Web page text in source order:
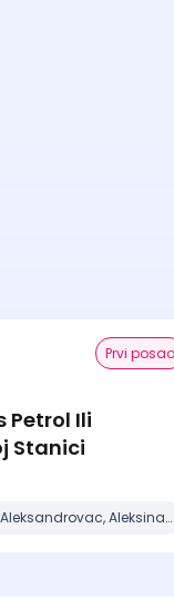
Prvi posao
Petrol Ili
Stanici
Ada, Aleksandrovac, Aleksinac, Alibunar, Apatin + 206 mesta